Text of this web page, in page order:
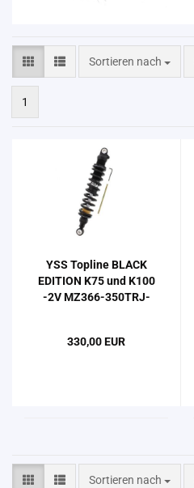
Sortieren nach
Sortieren nach
1
YSS Top­li­ne BLACK
EDI­TI­ON K75 und K100
-2V MZ366-​​350TRJ-​
330,00 EUR
Sortieren nach
Sortieren nach